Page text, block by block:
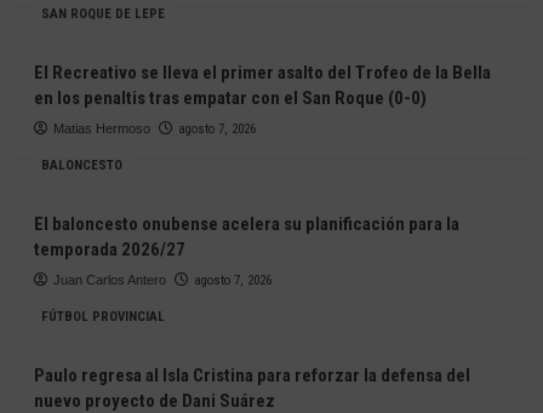
SAN ROQUE DE LEPE
El Recreativo se lleva el primer asalto del Trofeo de la Bella
en los penaltis tras empatar con el San Roque (0-0)
Matias Hermoso agosto 7, 2026
BALONCESTO
El baloncesto onubense acelera su planificación para la
temporada 2026/27
Juan Carlos Antero agosto 7, 2026
FÚTBOL PROVINCIAL
Paulo regresa al Isla Cristina para reforzar la defensa del
nuevo proyecto de Dani Suárez